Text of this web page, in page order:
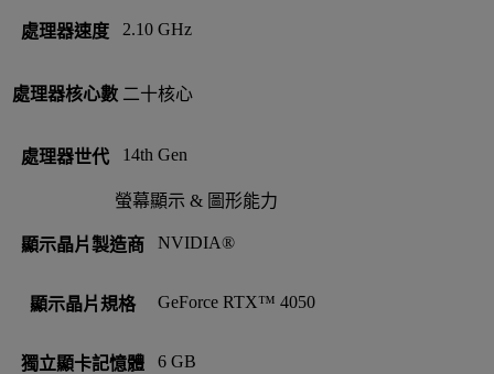
處理器速度 2.10 GHz
處理器核心數 二十核心
處理器世代 14th Gen
螢幕顯示 & 圖形能力
顯示晶片製造商 NVIDIA®
顯示晶片規格 GeForce RTX™ 4050
獨立顯卡記憶體 6 GB